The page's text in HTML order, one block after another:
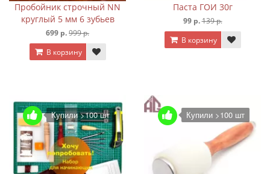
Пробойник строчный NN
круглый 5 мм 6 зубьев
699 р.999 р.
В корзину
Паста ГОИ 30г
99 р.139 р.
В корзину
Купили >100 шт Купили >100 шт